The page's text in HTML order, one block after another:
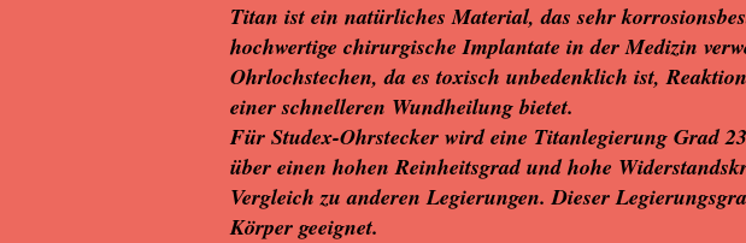
Titan ist ein natürliches Material, das sehr
hochwertige chirurgische Implantate in der Medizin
Ohrlochstechen, da es toxisch unbedenklich ist,
einer schnelleren Wundheilung bietet.
Für Studex-Ohrstecker wird eine Titanlegierung Grad
über einen hohen Reinheitsgrad und hohe
Vergleich zu anderen Legierungen. Dieser
Körper geeignet.